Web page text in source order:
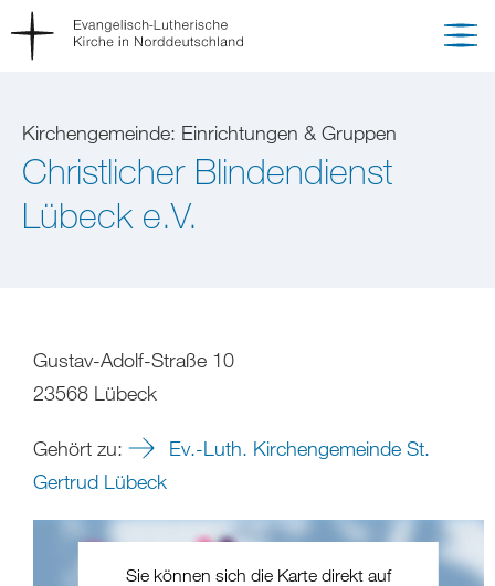
Kirchengemeinde: Einrichtungen & Gruppen
Christlicher Blindendienst
Lübeck e.V.
Gustav-Adolf-Straße 10
23568 Lübeck
Gehört zu:
Ev.-Luth. Kirchengemeinde St.
Gertrud Lübeck
Sie können sich die Karte direkt auf